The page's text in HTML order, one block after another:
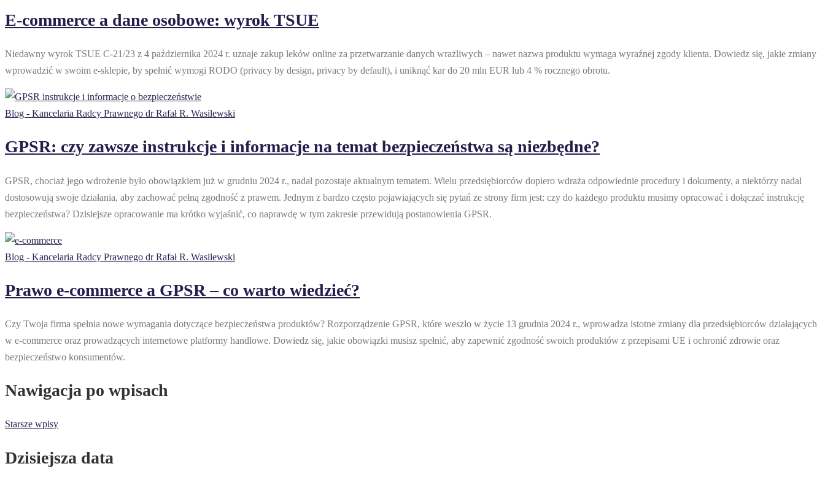
E-commerce a dane osobowe: wyrok TSUE
Niedawny wyrok TSUE C‑21/23 z 4 października 2024 r. uznaje zakup leków online za przetwarzanie danych wrażliwych – nawet nazwa produktu wymaga wyraźnej zgody klienta. Dowiedz się, jakie zmiany
wprowadzić w swoim e‑sklepie, by spełnić wymogi RODO (privacy by design, privacy by default), i uniknąć kar do 20 mln EUR lub 4 % rocznego obrotu.
Blog - Kancelaria Radcy Prawnego dr Rafał R. Wasilewski
GPSR: czy zawsze instrukcje i informacje na temat bezpieczeństwa są niezbędne?
GPSR, chociaż jego wdrożenie było obowiązkiem już w grudniu 2024 r., nadal pozostaje aktualnym tematem. Wielu przedsiębiorców dopiero wdraża odpowiednie procedury i dokumenty, a niektórzy nadal
dostosowują swoje działania, aby zachować pełną zgodność z prawem. Jednym z bardzo często pojawiających się pytań ze strony firm jest: czy do każdego produktu musimy opracować i dołączać instrukcję
bezpieczeństwa? Dzisiejsze opracowanie ma krótko wyjaśnić, co naprawdę w tym zakresie przewidują postanowienia GPSR.
Blog - Kancelaria Radcy Prawnego dr Rafał R. Wasilewski
Prawo e-commerce a GPSR – co warto wiedzieć?
Czy Twoja firma spełnia nowe wymagania dotyczące bezpieczeństwa produktów? Rozporządzenie GPSR, które weszło w życie 13 grudnia 2024 r., wprowadza istotne zmiany dla przedsiębiorców działających
w e-commerce oraz prowadzących internetowe platformy handlowe. Dowiedz się, jakie obowiązki musisz spełnić, aby zapewnić zgodność swoich produktów z przepisami UE i ochronić zdrowie oraz
bezpieczeństwo konsumentów.
Nawigacja po wpisach
Starsze wpisy
Dzisiejsza data